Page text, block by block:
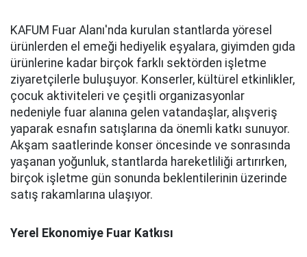
KAFUM Fuar Alanı'nda kurulan stantlarda yöresel
ürünlerden el emeği hediyelik eşyalara, giyimden gıda
ürünlerine kadar birçok farklı sektörden işletme
ziyaretçilerle buluşuyor. Konserler, kültürel etkinlikler,
çocuk aktiviteleri ve çeşitli organizasyonlar
nedeniyle fuar alanına gelen vatandaşlar, alışveriş
yaparak esnafın satışlarına da önemli katkı sunuyor.
Akşam saatlerinde konser öncesinde ve sonrasında
yaşanan yoğunluk, stantlarda hareketliliği artırırken,
birçok işletme gün sonunda beklentilerinin üzerinde
satış rakamlarına ulaşıyor.
Yerel Ekonomiye Fuar Katkısı